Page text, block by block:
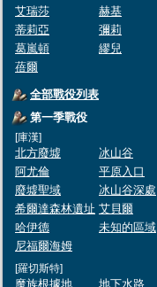
艾瑞莎
赫基
蒂莉亞
彌莉
葛嵐頓
繆兒
蓓爾
全部戰役列表
第一季戰役
[庫漢]
北方廢墟
冰山谷
阿尤倫
平原入口
廢墟聖域
冰山谷深處
希爾達森林遺址 艾貝爾
哈伊德
未知的區域
尼福爾海姆
[羅切斯特]
魔族根據地
地下水路